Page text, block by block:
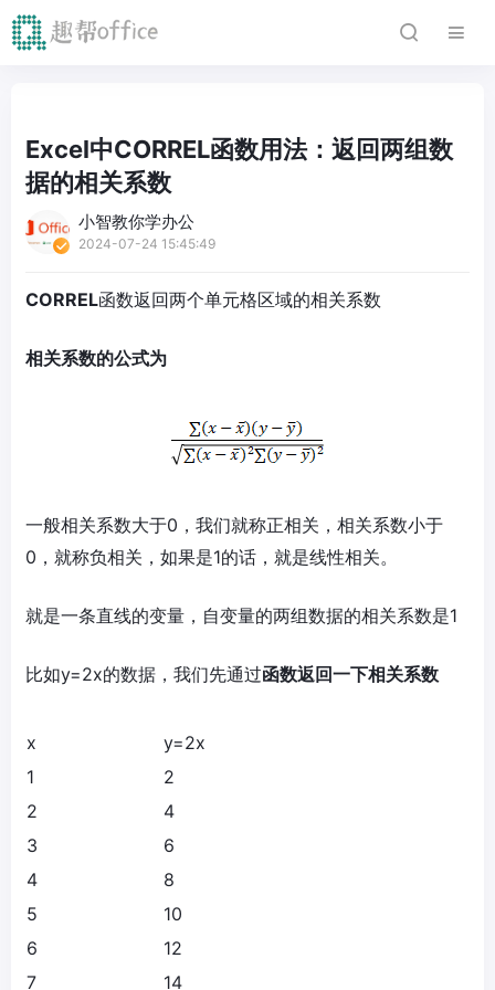
Excel中CORREL函数用法：返回两组数
据的相关系数
小智教你学办公
2024-07-24 15:45:49
CORREL函数返回两个单元格区域的相关系数
相关系数的公式为
一般相关系数大于0，我们就称正相关，相关系数小于
0，就称负相关，如果是1的话，就是线性相关。
就是一条直线的变量，自变量的两组数据的相关系数是1
比如y=2x的数据，我们先通过函数返回一下相关系数
x
y=2x
1
2
2
4
3
6
4
8
5
10
6
12
7
14